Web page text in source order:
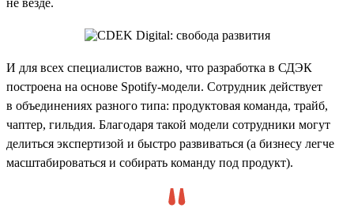
И для всех специалистов важно, что разработка в СДЭК
построена на основе Spotify-модели. Сотрудник действует
в объединениях разного типа: продуктовая команда, трайб,
чаптер, гильдия. Благодаря такой модели сотрудники могут
делиться экспертизой и быстро развиваться (а бизнесу легче
масштабироваться и собирать команду под продукт).